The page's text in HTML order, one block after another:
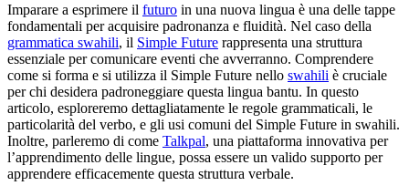
Imparare a esprimere il futuro in una nuova lingua è una delle tappe
fondamentali per acquisire padronanza e fluidità. Nel caso della
grammatica swahili, il Simple Future rappresenta una struttura
essenziale per comunicare eventi che avverranno. Comprendere
come si forma e si utilizza il Simple Future nello swahili è cruciale
per chi desidera padroneggiare questa lingua bantu. In questo
articolo, esploreremo dettagliatamente le regole grammaticali, le
particolarità del verbo, e gli usi comuni del Simple Future in swahili.
Inoltre, parleremo di come Talkpal, una piattaforma innovativa per
l’apprendimento delle lingue, possa essere un valido supporto per
apprendere efficacemente questa struttura verbale.